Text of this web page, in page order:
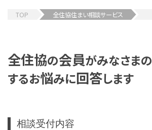
TOP 全住協住まい相談サービス
全住協の会員がみなさまの
するお悩みに回答します
相談受付内容